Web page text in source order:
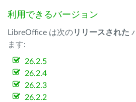
利用できるバージョン
LibreOffice は次のリリースされた
ます:
26.2.5
26.2.4
26.2.3
26.2.2